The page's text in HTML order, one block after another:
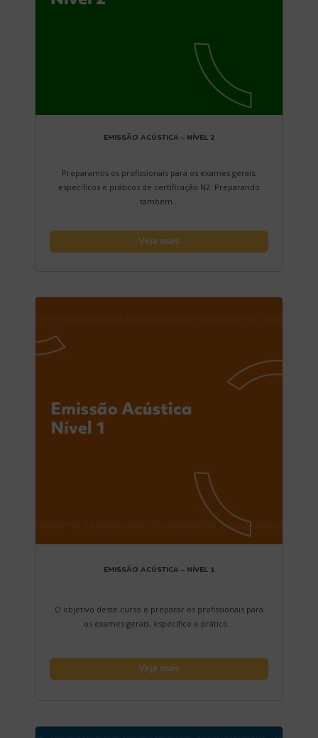
EMISSÃO ACÚSTICA – NÍVEL 2
Preparamos os profissionais para os exames gerais,
específicos e práticos de certificação N2. Preparando
também...
Veja mais
EMISSÃO ACÚSTICA – NÍVEL 1
O objetivo deste curso é preparar os profissionais para
os exames gerais, específico e prático...
Veja mais